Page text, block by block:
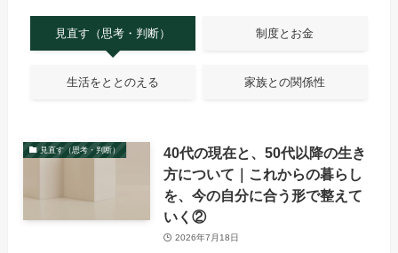
見直す（思考・判断） 制度とお金
生活をととのえる 家族との関係性
見直す（思考・判断）
40代の現在と、50代以降の生き
方について｜これからの暮らし
を、今の自分に合う形で整えて
いく②
2026年7月18日